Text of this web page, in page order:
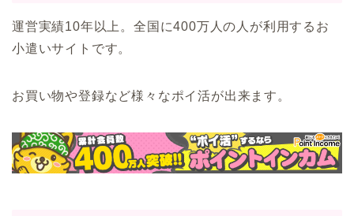
運営実績10年以上。全国に400万人の人が利用するお
小遣いサイトです。
お買い物や登録など様々なポイ活が出来ます。